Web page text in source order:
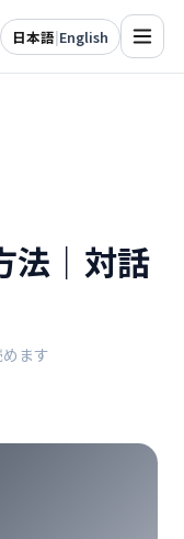
日本語|English
法｜対話
ます